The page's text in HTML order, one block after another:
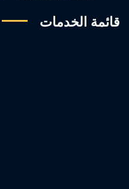
قائمة الخدمات